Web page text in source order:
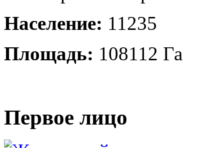
Население: 11235
Площадь: 108112 Га
Первое лицо